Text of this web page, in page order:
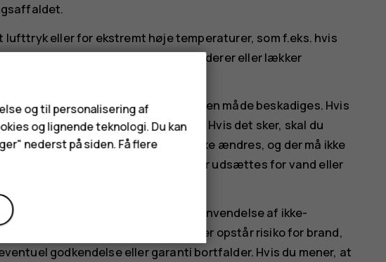
eller for ekstremt høje temperaturer, som f.eks. hvis
kan medføre, at batteriet eksploderer eller lækker
bøjes, punkteres eller på anden måde beskadiges. Hvis
i kontakt med huden eller øjnene. Hvis det sker, skal du
eller søge læge. Batteriet må ikke ændres, og der må ikke
må heller ikke nedsænkes i eller udsættes for vand eller
formål. Forkert brug eller anvendelse af ikke-
eller opladere kan medføre, at der opstår risiko for brand,
godkendelse eller garanti bortfalder. Hvis du mener, at
og til personalisering af
og lignende teknologi. Du kan
nederst på siden. Få flere